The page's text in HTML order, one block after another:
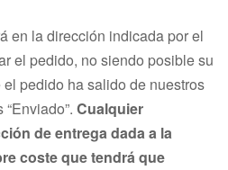
en la dirección indicada por el
el pedido, no siendo posible su
pedido ha salido de nuestros
Cualquier
de entrega dada a la
coste que tendrá que